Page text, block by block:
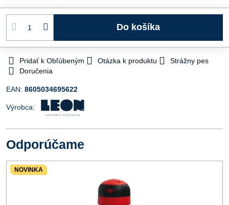
Do košíka
Pridať k Obľúbeným Otázka k produktu
Strážny pes
Doručenia
EAN: 8605034695622
Výrobca:
Odporúčame
NOVINKA